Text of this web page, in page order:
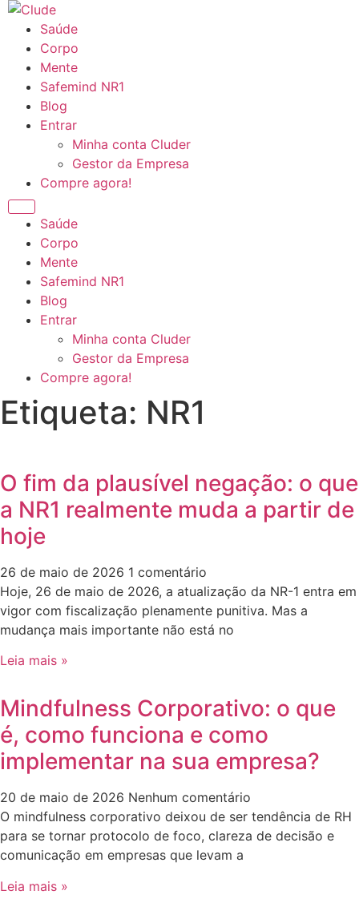
conteúdo
Saúde
Corpo
Mente
Safemind NR1
Blog
Entrar
Minha conta Cluder
Gestor da Empresa
Compre agora!
Saúde
Corpo
Mente
Safemind NR1
Blog
Entrar
Minha conta Cluder
Gestor da Empresa
Compre agora!
Etiqueta: NR1
O fim da plausível negação: o que
a NR1 realmente muda a partir de
hoje
26 de maio de 2026 1 comentário
Hoje, 26 de maio de 2026, a atualização da NR-1 entra em
vigor com fiscalização plenamente punitiva. Mas a
mudança mais importante não está no
Leia mais »
Mindfulness Corporativo: o que
é, como funciona e como
implementar na sua empresa?
20 de maio de 2026 Nenhum comentário
O mindfulness corporativo deixou de ser tendência de RH
para se tornar protocolo de foco, clareza de decisão e
comunicação em empresas que levam a
Leia mais »